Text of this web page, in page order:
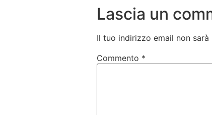
Lascia un
Il tuo indirizzo email non
Commento *